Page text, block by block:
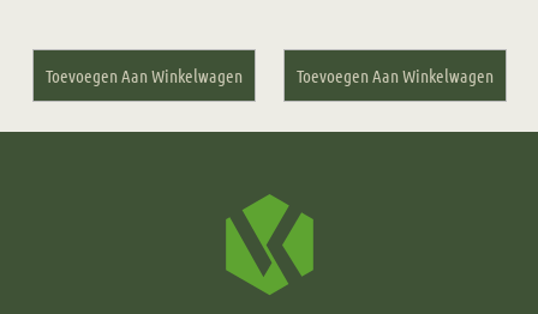
Toevoegen Aan Winkelwagen Toevoegen Aan Winkelwagen